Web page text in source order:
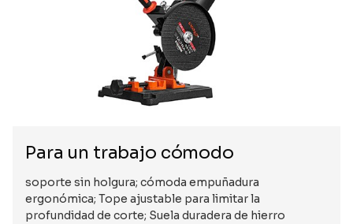
Para un trabajo cómodo
soporte sin holgura; cómoda empuñadura
ergonómica; Tope ajustable para limitar la
profundidad de corte; Suela duradera de hierro